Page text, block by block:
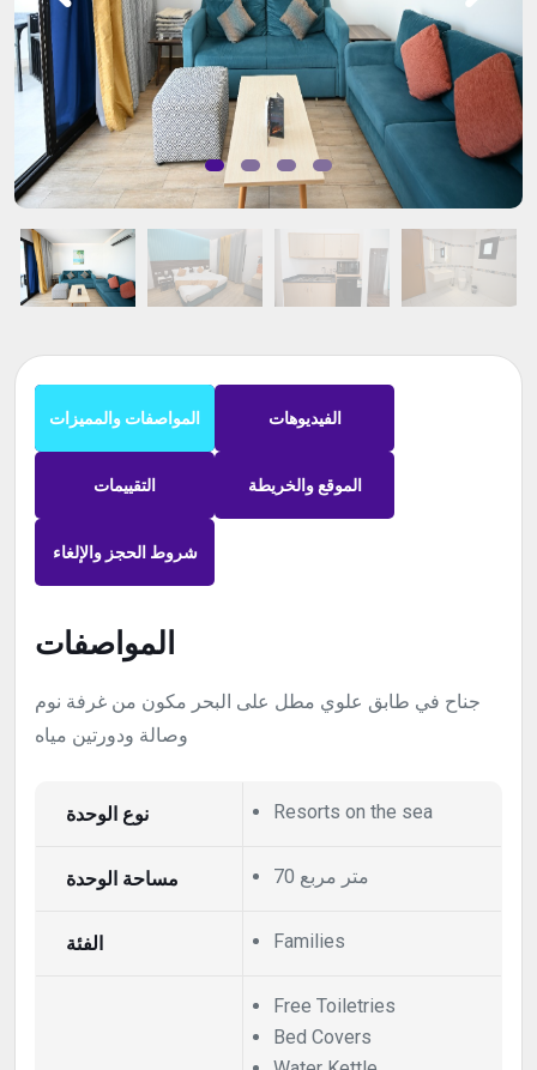
المواصفات والمميزات الفيديوهات
التقييمات الموقع والخريطة
شروط الحجز والإلغاء
المواصفات
جناح في طابق علوي مطل على البحر مكون من غرفة نوم
وصالة ودورتين مياه
نوع الوحدة Resorts on the sea
مساحة الوحدة 70 متر مربع
الفئة Families
Free Toiletries
Bed Covers